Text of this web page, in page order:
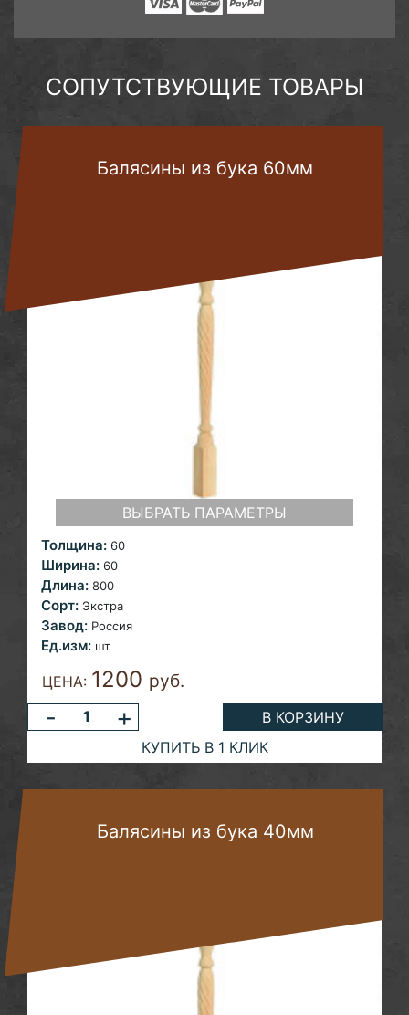
СОПУТСТВУЮЩИЕ ТОВАРЫ
Балясины из бука 60мм
ВЫБРАТЬ ПАРАМЕТРЫ
Толщина: 60
Ширина: 60
Длина: 800
Сорт: Экстра
Завод: Россия
Ед.изм: шт
ЦЕНА: 1200 руб.
- +
В КОРЗИНУ
КУПИТЬ В 1 КЛИК
Балясины из бука 40мм